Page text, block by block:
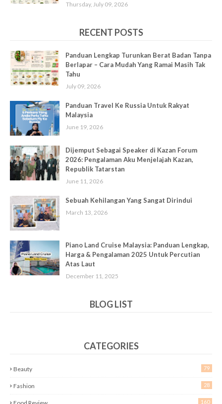
Thursday, July 09, 2026
RECENT POSTS
Panduan Lengkap Turunkan Berat Badan Tanpa
Berlapar – Cara Mudah Yang Ramai Masih Tak
Tahu
July 09, 2026
Panduan Travel Ke Russia Untuk Rakyat
Malaysia
June 19, 2026
Dijemput Sebagai Speaker di Kazan Forum
2026: Pengalaman Aku Menjelajah Kazan,
Republik Tatarstan
June 11, 2026
Sebuah Kehilangan Yang Sangat Dirindui
March 13, 2026
Piano Land Cruise Malaysia: Panduan Lengkap,
Harga & Pengalaman 2025 Untuk Percutian
Atas Laut
December 11, 2025
BLOG LIST
CATEGORIES
Beauty 79
Fashion 28
160